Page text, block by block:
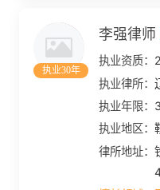
执业30年
李强律师
执业资质：
执业律所：
执业年限：
执业地区：
律所地址：